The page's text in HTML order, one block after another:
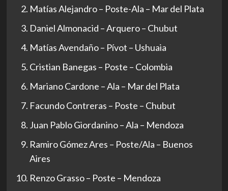
Matías Alejandro – Poste-Ala – Mar del Plata
Daniel Almonacid – Arquero – Chubut
Matías Avendaño – Pívot – Ushuaia
Cristian Banegas – Poste – Colombia
Mariano Cardone – Ala – Mar del Plata
Facundo Contreras – Poste – Chubut
Juan Pablo Giordanino – Ala – Mendoza
Ramiro Gómez Ares – Poste/Ala – Buenos
Aires
Renzo Grasso – Poste – Mendoza